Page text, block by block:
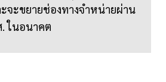
จะขยายช่องทางจำหน่ายผ่าน
. ในอนาคต